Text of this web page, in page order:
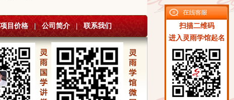
扫描二维码
进入灵雨学馆起名
项目价格 公司简介 联系我们